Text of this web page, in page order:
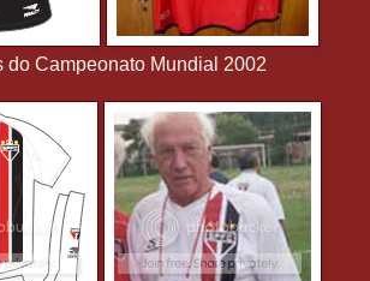
do Campeonato Mundial 2002